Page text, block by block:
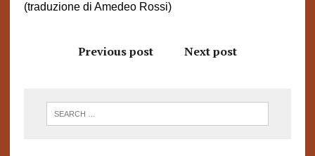
(traduzione di Amedeo Rossi)
Previous post Next post